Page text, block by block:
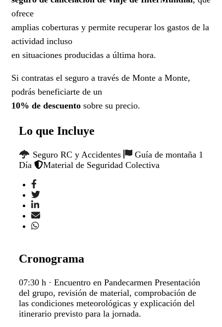
ofrece
amplias coberturas y permite recuperar los gastos de la
actividad incluso
en situaciones producidas a última hora.
Si contratas el seguro a través de Monte a Monte,
podrás beneficiarte de un
10% de descuento sobre su precio.
Lo que Incluye
Seguro RC y Accidentes
Guía de montaña 1
Día
Material de Seguridad Colectiva
Cronograma
07:30 h · Encuentro en Pandecarmen Presentación
del grupo, revisión de material, comprobación de
las condiciones meteorológicas y explicación del
itinerario previsto para la jornada.